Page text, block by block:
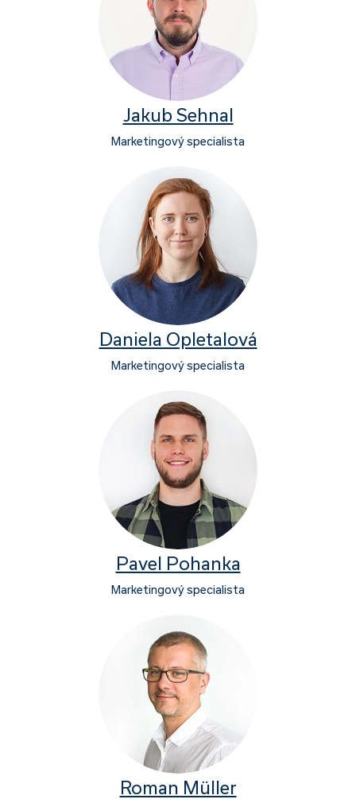
Jakub Sehnal
Marketingový specialista
Daniela Opletalová
Marketingový specialista
Pavel Pohanka
Marketingový specialista
Roman Müller